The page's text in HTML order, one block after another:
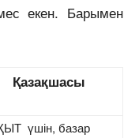
екен. Барымен
Қазақшасы
үшін, базар